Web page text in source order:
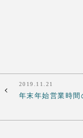
2019.11.21
年末年始営業時